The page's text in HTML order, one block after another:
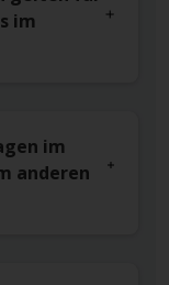
im
im
anderen